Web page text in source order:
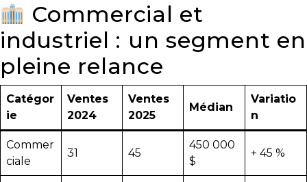
Commercial et
industriel : un segment en
pleine relance
Catégor
ie
Ventes
2024
Ventes
2025
Médian
Variatio
n
Commer
ciale
31 45
450 000
$
+ 45 %